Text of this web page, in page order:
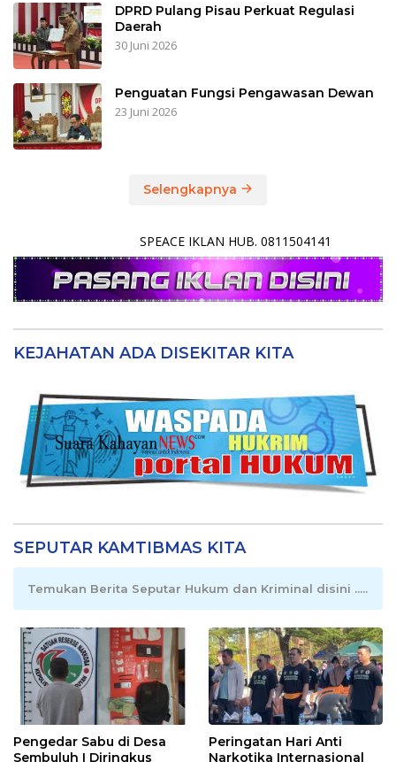
DPRD Pulang Pisau Perkuat Regulasi
Daerah
30 Juni 2026
Penguatan Fungsi Pengawasan Dewan
23 Juni 2026
Selengkapnya
SPEACE IKLAN HUB. 0811504141
KEJAHATAN ADA DISEKITAR KITA
SEPUTAR KAMTIBMAS KITA
Temukan Berita Seputar Hukum dan Kriminal disini .....
Pengedar Sabu di Desa
Sembuluh I Diringkus
Peringatan Hari Anti
Narkotika Internasional